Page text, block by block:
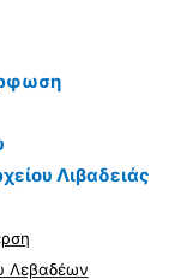
Λιβαδειάς
Λεβαδέων